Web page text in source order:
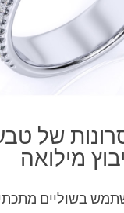
של
מילואה
בשוליים